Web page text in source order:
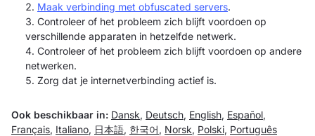
Maak verbinding met obfuscated servers.
Controleer of het probleem zich blijft voordoen op
verschillende apparaten in hetzelfde netwerk.
Controleer of het probleem zich blijft voordoen op andere
netwerken.
Zorg dat je internetverbinding actief is.
Ook beschikbaar in: Dansk, Deutsch, English, Español,
Français, Italiano, 日本語, 한국어 , Norsk, Polski, Português